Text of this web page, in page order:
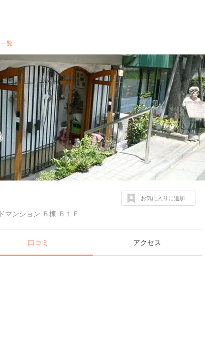
覧
マンション Ｂ棟 Ｂ１Ｆ
お気に入りに追加
口コミ アクセス